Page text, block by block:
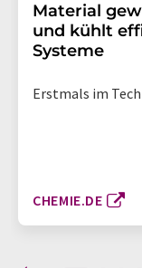
Material
und kühlt
Systeme
Erstmals im
CHEMIE.DE